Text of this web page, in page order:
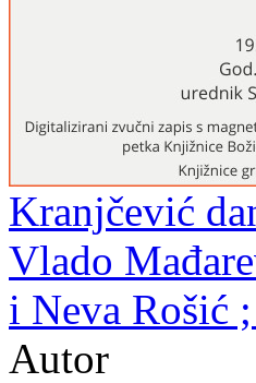
Kranjčević
Vlado
i Neva Rošić
Autor